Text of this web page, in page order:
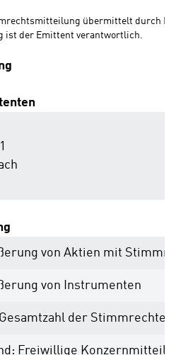
übermittelt durch
ist der Emittent verantwortlich.
von Aktien mit
von Instrumenten
der Stimmrechte
Freiwillige